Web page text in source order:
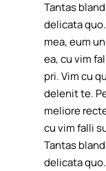
Tantas
delicata
mea, eum
ea, cu vim
pri. Vim cu
delenit te.
meliore
cu vim falli
Tantas
delicata